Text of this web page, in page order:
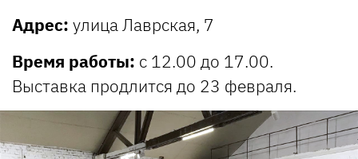
Адрес: улица Лаврская, 7
Время работы: с 12.00 до 17.00.
Выставка продлится до 23 февраля.